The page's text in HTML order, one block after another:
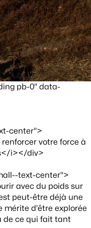
pb-0" data-
center">
votre force à
i></div>
text-center">
avec du poids sur
peut-être déjà une
mérite d'être explorée
de ce qui fait tant